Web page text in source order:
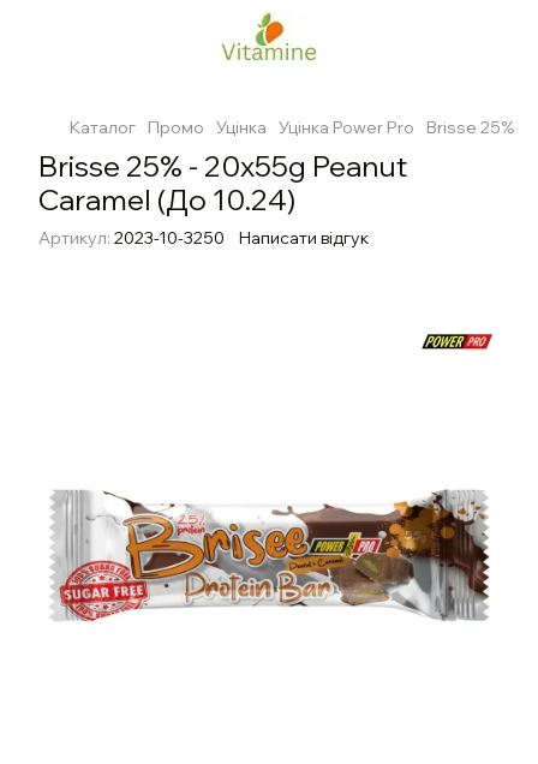
Каталог Промо Уцінка Уцінка Power Pro Brisse 25% -
Brisse 25% - 20х55g Peanut
Caramel (До 10.24)
Артикул: 2023-10-3250 Написати відгук